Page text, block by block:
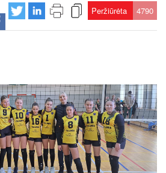
Peržiūrėta 4790